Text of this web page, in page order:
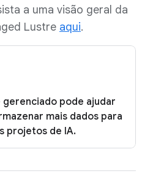
a uma visão geral da
Lustre aqui.
gerenciado pode ajudar
mais dados para
projetos de IA.